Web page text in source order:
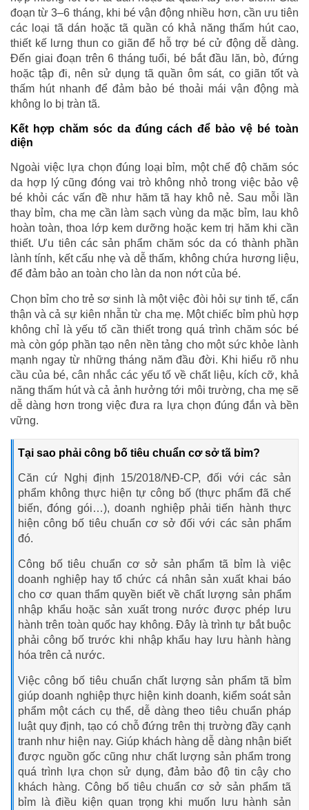
đoạn từ 3–6 tháng, khi bé vận động nhiều hơn, cần ưu tiên
các loại tã dán hoặc tã quần có khả năng thấm hút cao,
thiết kế lưng thun co giãn để hỗ trợ bé cử động dễ dàng.
Đến giai đoạn trên 6 tháng tuổi, bé bắt đầu lăn, bò, đứng
hoặc tập đi, nên sử dụng tã quần ôm sát, co giãn tốt và
thấm hút nhanh để đảm bảo bé thoải mái vận động mà
không lo bị tràn tã.
Kết hợp chăm sóc da đúng cách để bảo vệ bé toàn
diện
Ngoài việc lựa chọn đúng loại bỉm, một chế độ chăm sóc
da hợp lý cũng đóng vai trò không nhỏ trong việc bảo vệ
bé khỏi các vấn đề như hăm tã hay khô nẻ. Sau mỗi lần
thay bỉm, cha mẹ cần làm sạch vùng da mặc bỉm, lau khô
hoàn toàn, thoa lớp kem dưỡng hoặc kem trị hăm khi cần
thiết. Ưu tiên các sản phẩm chăm sóc da có thành phần
lành tính, kết cấu nhẹ và dễ thấm, không chứa hương liệu,
để đảm bảo an toàn cho làn da non nớt của bé.
Chọn bỉm cho trẻ sơ sinh là một việc đòi hỏi sự tinh tế, cẩn
thận và cả sự kiên nhẫn từ cha mẹ. Một chiếc bỉm phù hợp
không chỉ là yếu tố cần thiết trong quá trình chăm sóc bé
mà còn góp phần tạo nên nền tảng cho một sức khỏe lành
mạnh ngay từ những tháng năm đầu đời. Khi hiểu rõ nhu
cầu của bé, cân nhắc các yếu tố về chất liệu, kích cỡ, khả
năng thấm hút và cả ảnh hưởng tới môi trường, cha mẹ sẽ
dễ dàng hơn trong việc đưa ra lựa chọn đúng đắn và bền
vững.
Tại sao phải công bố tiêu chuẩn cơ sở tã bỉm?
Căn cứ Nghị định 15/2018/NĐ-CP, đối với các sản
phẩm không thực hiện tự công bố (thực phẩm đã chế
biến, đóng gói…), doanh nghiệp phải tiến hành thực
hiện công bố tiêu chuẩn cơ sở đối với các sản phẩm
đó.
Công bố tiêu chuẩn cơ sở sản phẩm tã bỉm là việc
doanh nghiệp hay tổ chức cá nhân sản xuất khai báo
cho cơ quan thẩm quyền biết về chất lượng sản phẩm
nhập khẩu hoặc sản xuất trong nước được phép lưu
hành trên toàn quốc hay không. Đây là trình tự bắt buộc
phải công bố trước khi nhập khẩu hay lưu hành hàng
hóa trên cả nước.
Việc công bố tiêu chuẩn chất lượng sản phẩm tã bỉm
giúp doanh nghiệp thực hiện kinh doanh, kiểm soát sản
phẩm một cách cụ thể, dễ dàng theo tiêu chuẩn pháp
luật quy định, tạo có chỗ đứng trên thị trường đầy cạnh
tranh như hiện nay. Giúp khách hàng dễ dàng nhận biết
được nguồn gốc cũng như chất lượng sản phẩm trong
quá trình lựa chọn sử dụng, đảm bảo độ tin cậy cho
khách hàng. Công bố tiêu chuẩn cơ sở sản phẩm tã
bỉm là điều kiện quan trọng khi muốn lưu hành sản